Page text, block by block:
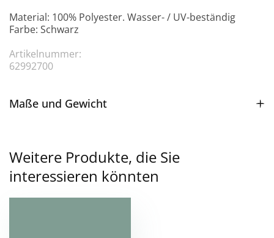
Material: 100% Polyester. Wasser- / UV-beständig
Farbe: Schwarz
Artikelnummer:
62992700
Maße und Gewicht
Weitere Produkte, die Sie
interessieren könnten